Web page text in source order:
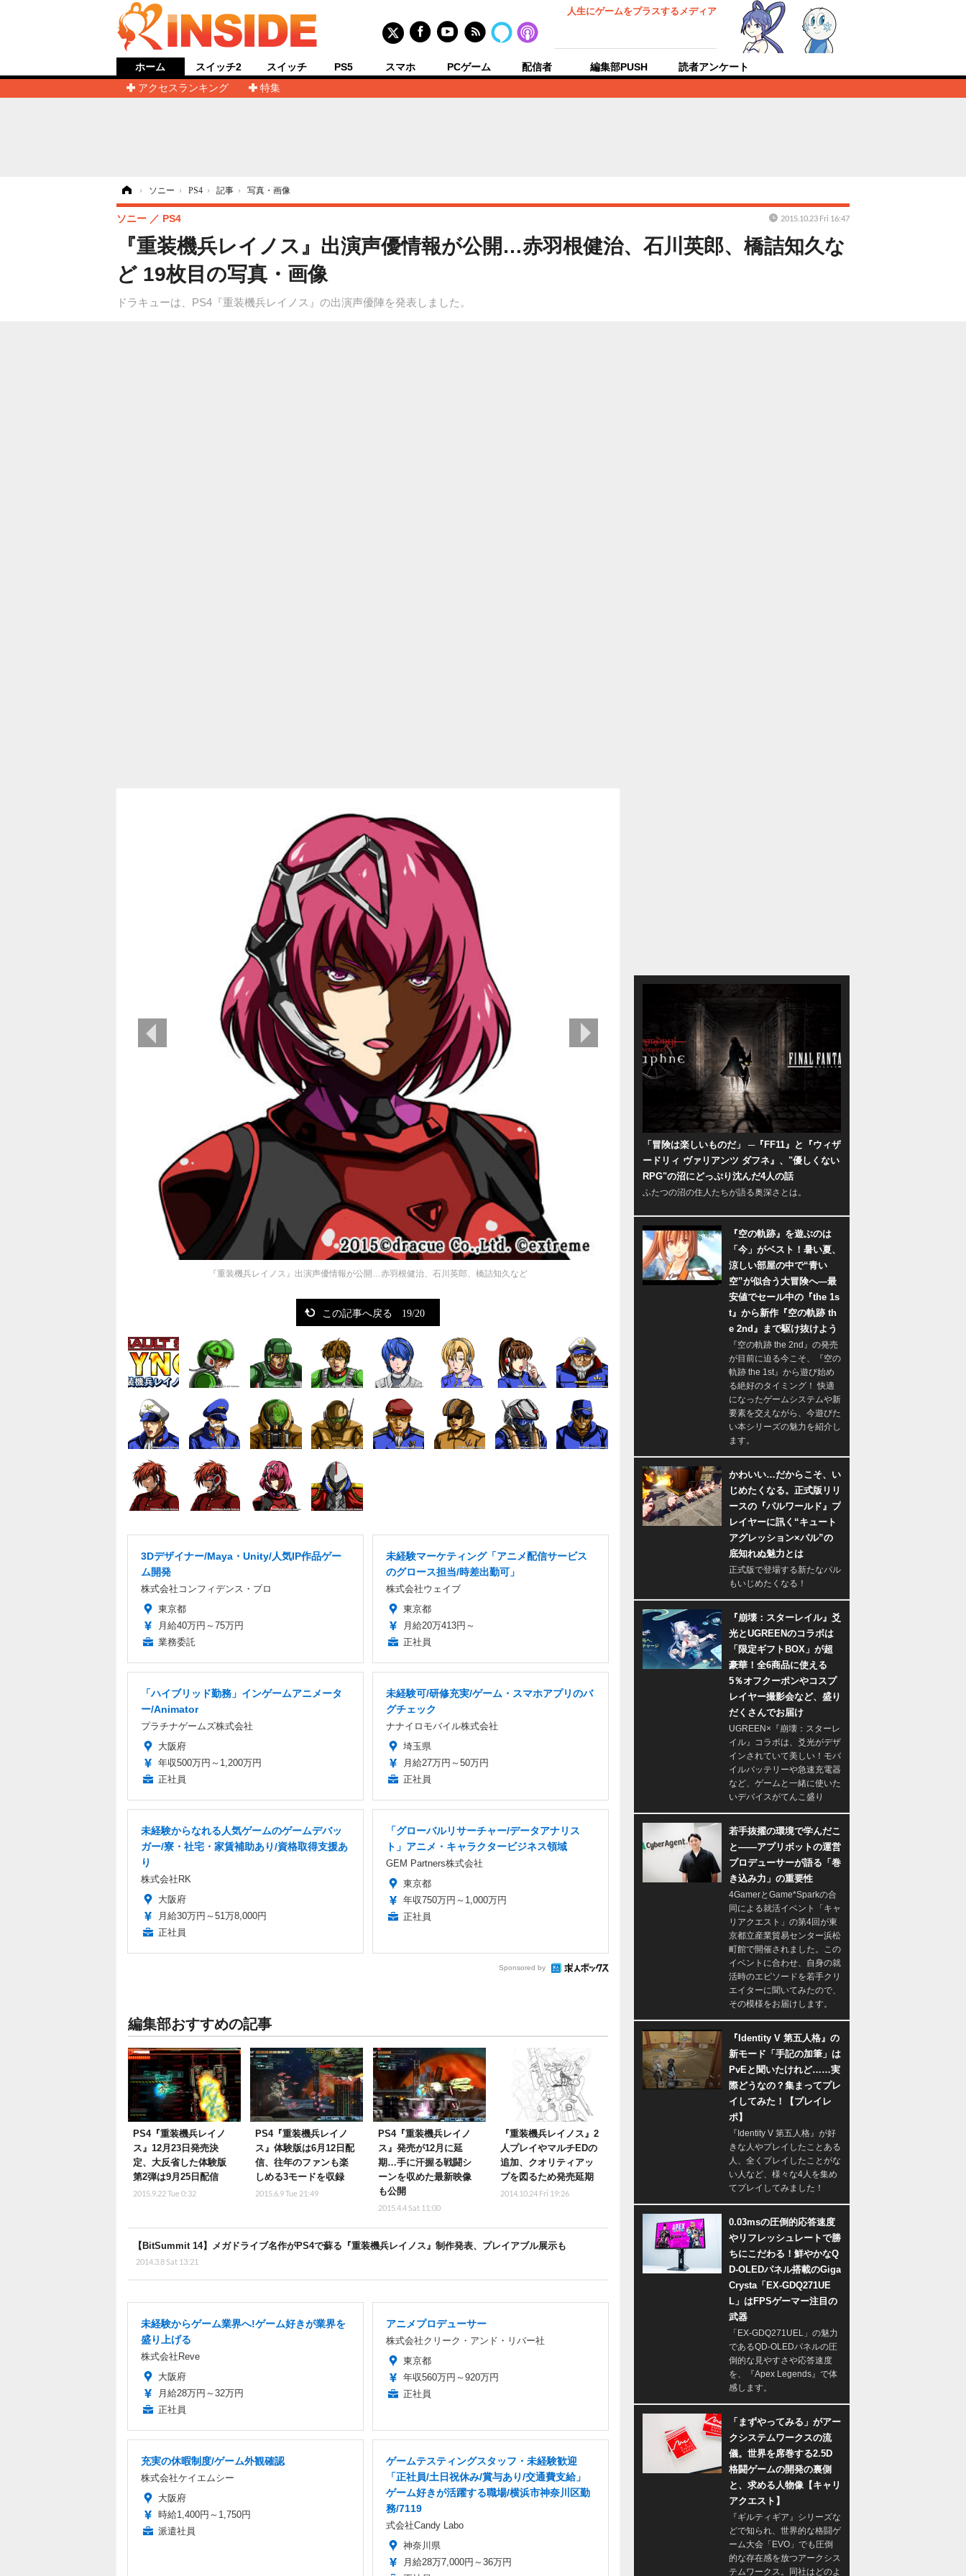
人生にゲームをプラスするメディア
ホーム
アクセスランキング
特集
スイッチ2 スイッチ PS5 スマホ PCゲーム 配信者 編集部PUSH 読者アンケート
› ソニー › PS4 › 記事 › 写真・画像
『重装機兵レイノス』出演声優情報が公開…赤羽根健治、石川英郎、橋詰知久な
ど 19枚目の写真・画像
ドラキューは、PS4『重装機兵レイノス』の出演声優陣を発表しました。
ソニー PS4 2015.10.23 Fri 16:47
『重装機兵レイノス』出演声優情報が公開…赤羽根健治、石川英郎、橋詰知久など
次の画像
この記事へ戻る 19/20
3Dデザイナー/Maya・Unity/人気IP作品ゲー
ム開発
株式会社コンフィデンス・プロ
東京都
月給40万円～75万円
業務委託
未経験マーケティング「アニメ配信サービス
のグロース担当/時差出勤可」
株式会社ウェイブ
東京都
月給20万413円～
正社員
「ハイブリッド勤務」インゲームアニメータ
ー/Animator
プラチナゲームズ株式会社
大阪府
年収500万円～1,200万円
正社員
未経験可/研修充実/ゲーム・スマホアプリのバ
グチェック
ナナイロモバイル株式会社
埼玉県
月給27万円～50万円
正社員
未経験からなれる人気ゲームのゲームデバッ
ガー/寮・社宅・家賃補助あり/資格取得支援あ
り
株式会社RK
大阪府
月給30万円～51万8,000円
正社員
「グローバルリサーチャー/データアナリス
ト」アニメ・キャラクタービジネス領域
GEM Partners株式会社
東京都
年収750万円～1,000万円
正社員
Sponsored by
編集部おすすめの記事
PS4『重装機兵レイノ
ス』12月23日発売決
定、大反省した体験版
第2弾は9月25日配信
2015.9.22 Tue 0:32
PS4『重装機兵レイノ
ス』体験版は6月12日配
信、往年のファンも楽
しめる3モードを収録
2015.6.9 Tue 21:49
PS4『重装機兵レイノ
ス』発売が12月に延
期…手に汗握る戦闘シ
ーンを収めた最新映像
も公開
2015.4.4 Sat 11:00
『重装機兵レイノス』2
人プレイやマルチEDの
追加、クオリティアッ
プを図るため発売延期
2014.10.24 Fri 19:26
【BitSummit 14】メガドライブ名作がPS4で蘇る『重装機兵レイノス』制作発表、プレイアブル展示も
2014.3.8 Sat 13:21
未経験からゲーム業界へ!ゲーム好きが業界を
盛り上げる
株式会社Reve
大阪府
月給28万円～32万円
正社員
アニメプロデューサー
株式会社クリーク・アンド・リバー社
東京都
年収560万円～920万円
正社員
充実の休暇制度/ゲーム外観確認
株式会社ケイエムシー
大阪府
時給1,400円～1,750円
派遣社員
ゲームテスティングスタッフ・未経験歓迎
「正社員/土日祝休み/賞与あり/交通費支給」
ゲーム好きが活躍する職場/横浜市神奈川区勤
務/7119
式会社Candy Labo
神奈川県
月給28万7,000円～36万円
「冒険は楽しいものだ」 ─『FF11』と『ウィザ
ードリィ ヴァリアンツ ダフネ』、"優しくない
RPG"の沼にどっぷり沈んだ4人の話
ふたつの沼の住人たちが語る奥深さとは。
『空の軌跡』を遊ぶのは
「今」がベスト！暑い夏、
涼しい部屋の中で“青い
空”が似合う大冒険へ―最
安値でセール中の『the 1s
t』から新作『空の軌跡 th
e 2nd』まで駆け抜けよう
『空の軌跡 the 2nd』の発売
が目前に迫る今こそ、『空の
軌跡 the 1st』から遊び始め
る絶好のタイミング！ 快適
になったゲームシステムや新
要素を交えながら、今遊びた
い本シリーズの魅力を紹介し
ます。
かわいい…だからこそ、い
じめたくなる。正式版リリ
ースの『パルワールド』プ
レイヤーに訊く“キュート
アグレッション×パル”の
底知れぬ魅力とは
正式版で登場する新たなパル
もいじめたくなる！
『崩壊：スターレイル』爻
光とUGREENのコラボは
「限定ギフトBOX」が超
豪華！全6商品に使える
5％オフクーポンやコスプ
レイヤー撮影会など、盛り
だくさんでお届け
UGREEN×『崩壊：スターレ
イル』コラボは、爻光がデザ
インされていて美しい！モバ
イルバッテリーや急速充電器
など、ゲームと一緒に使いた
いデバイスがてんこ盛り
若手抜擢の環境で学んだこ
と――アプリボットの運営
プロデューサーが語る「巻
き込み力」の重要性
4GamerとGame*Sparkの合
同による就活イベント「キャ
リアクエスト」の第4回が東
京都立産業貿易センター浜松
町館で開催されました。この
イベントに合わせ、自身の就
活時のエピソードを若手クリ
エイターに聞いてみたので、
その模様をお届けします。
『Identity V 第五人格』の
新モード「手記の加筆」は
PvEと聞いたけれど……実
際どうなの？集まってプレ
イしてみた！【プレイレ
ポ】
『Identity V 第五人格』が好
きな人やプレイしたことある
人、全くプレイしたことがな
い人など、様々な4人を集め
てプレイしてみました！
0.03msの圧倒的応答速度
やリフレッシュレートで勝
ちにこだわる！鮮やかなQ
D-OLEDパネル搭載のGiga
Crysta「EX-GDQ271UE
L」はFPSゲーマー注目の
武器
「EX-GDQ271UEL」の魅力
であるQD-OLEDパネルの圧
倒的な見やすさや応答速度
を、『Apex Legends』で体
感します。
「まずやってみる」がアー
クシステムワークスの流
儀。世界を席巻する2.5D
格闘ゲームの開発の裏側
と、求める人物像【キャリ
アクエスト】
『ギルティギア』シリーズな
どで知られ、世界的な格闘ゲ
ーム大会「EVO」でも圧倒
的な存在感を放つアークシス
テムワークス。同社はどのよ